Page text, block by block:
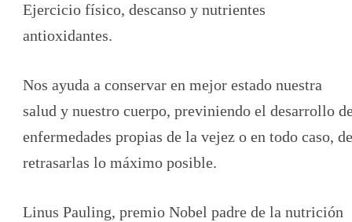
Ejercicio físico, descanso y nutrientes
antioxidantes.
Nos ayuda a conservar en mejor estado nuestra
salud y nuestro cuerpo, previniendo el desarrollo
enfermedades propias de la vejez o en todo caso, de
retrasarlas lo máximo posible.
Linus Pauling, premio Nobel padre de la nutrición